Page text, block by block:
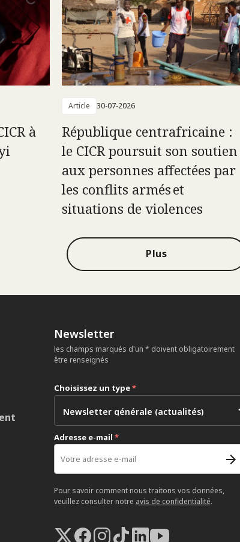
à
Article 30-07-2026
République centrafricaine :
le CICR poursuit son soutien
aux personnes affectées par
les conflits armés et
situations de violences
Plus
Newsletter
les champs marqués d'un * doivent obligatoirement
être renseignés
Choisissez un type*
Adresse e-mail *
Pour savoir comment nous traitons vos données,
veuillez consulter notre avis de confidentialité.